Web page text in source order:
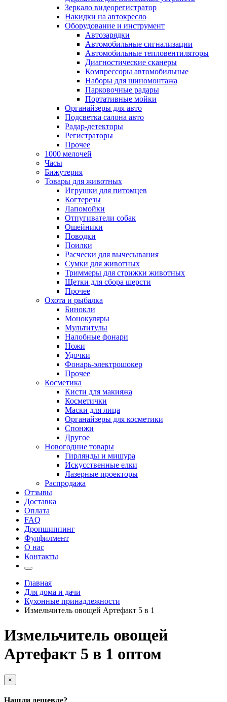
Зеркало видеорегистратор
Накидки на автокресло
Оборудование и инструмент
Автозарядки
Автомобильные сигнализации
Автомобильные тепловентиляторы
Диагностические сканеры
Компрессоры автомобильные
Наборы для шиномонтажа
Парковочные радары
Портативные мойки
Органайзеры для авто
Подсветка салона авто
Радар-детекторы
Регистраторы
Прочее
1000 мелочей
Часы
Бижутерия
Товары для животных
Игрушки для питомцев
Когтерезы
Лапомойки
Отпугиватели собак
Ошейники
Поводки
Поилки
Расчески для вычесывания
Сумки для животных
Триммеры для стрижки животных
Щетки для сбора шерсти
Прочее
Охота и рыбалка
Бинокли
Монокуляры
Мультитулы
Налобные фонари
Ножи
Удочки
Фонарь-электрошокер
Прочее
Косметика
Кисти для макияжа
Косметички
Маски для лица
Органайзеры для косметики
Спонжи
Другое
Новогодние товары
Гирлянды и мишура
Искусственные елки
Лазерные проекторы
Распродажа
Отзывы
Доставка
Оплата
FAQ
Дропшиппинг
Фулфилмент
О нас
Контакты
Главная
Для дома и дачи
Кухонные принадлежности
Измельчитель овощей Артефакт 5 в 1
Измельчитель овощей
Артефакт 5 в 1 оптом
×